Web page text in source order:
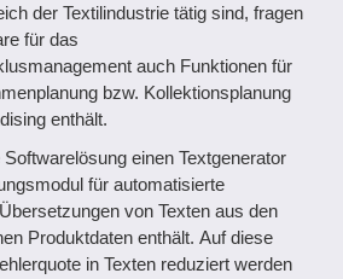
der Textilindustrie tätig sind, fragen
für das
auch Funktionen für
bzw. Kollektionsplanung
enthält.
einen Textgenerator
für automatisierte
von Texten aus den
Produktdaten enthält. Auf diese
in Texten reduziert werden